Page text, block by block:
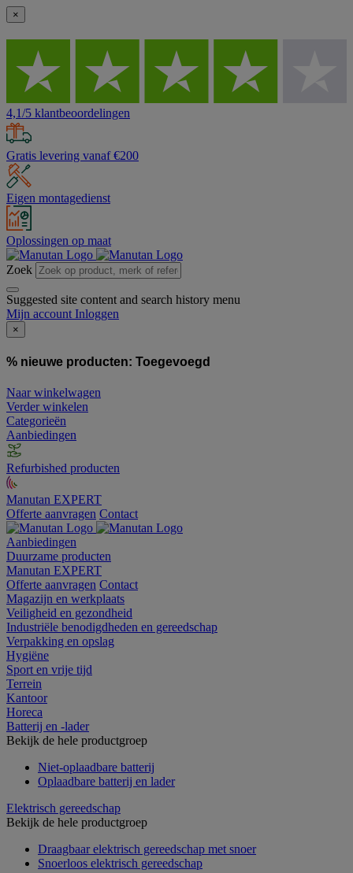
×
4,1/5 klantbeoordelingen
Gratis levering vanaf €200
Eigen montagedienst
Oplossingen op maat
Zoek
Suggested site content and search history menu
Mijn account Inloggen
×
% nieuwe producten: Toegevoegd
Naar winkelwagen
Verder winkelen
Categorieën
Aanbiedingen
Refurbished producten
Manutan EXPERT
Offerte aanvragen Contact
Aanbiedingen
Duurzame producten
Manutan EXPERT
Offerte aanvragen Contact
Magazijn en werkplaats
Veiligheid en gezondheid
Industriële benodigdheden en gereedschap
Verpakking en opslag
Hygiëne
Sport en vrije tijd
Terrein
Kantoor
Horeca
Batterij en -lader
Bekijk de hele productgroep
Niet-oplaadbare batterij
Oplaadbare batterij en lader
Elektrisch gereedschap
Bekijk de hele productgroep
Draagbaar elektrisch gereedschap met snoer
Snoerloos elektrisch gereedschap